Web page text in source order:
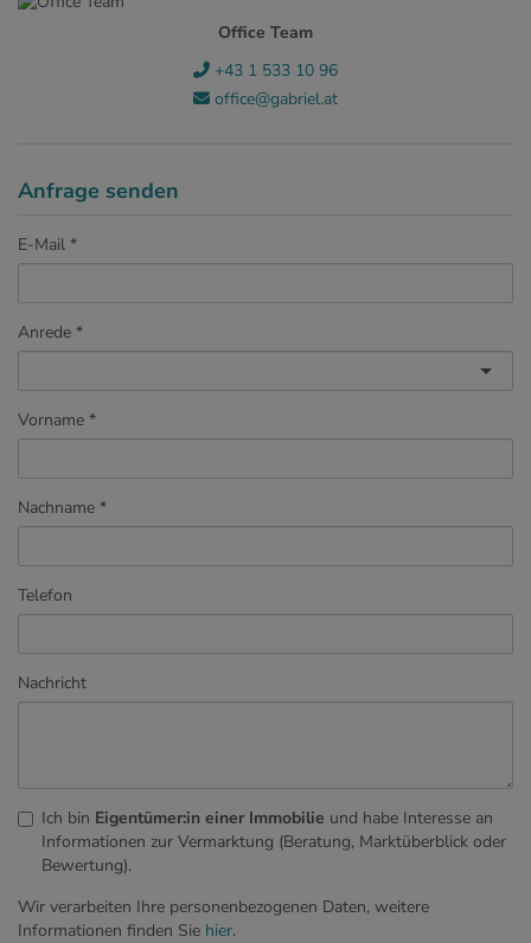
Office Team
+43 1 533 10 96
office@gabriel.at
Anfrage senden
E-Mail
Anrede
Vorname
Nachname
Telefon
Nachricht
Ich bin Eigentümer:in einer Immobilie und habe Interesse an
Informationen zur Vermarktung (Beratung, Marktüberblick oder
Bewertung).
Wir verarbeiten Ihre personenbezogenen Daten, weitere
Informationen finden Sie hier.